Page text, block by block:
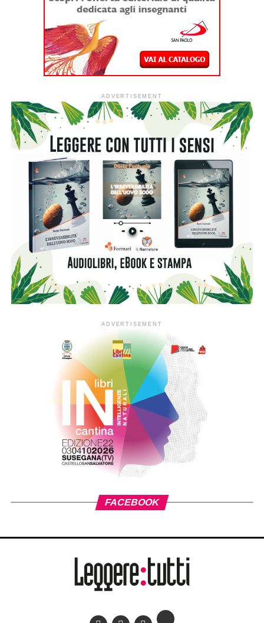
Scrivere non basta, occorre farlo con rigore, spirito critico
Pannunzio di Torino rinnova l’invito a studiosi, giornalisti,
narratori e poeti attraverso l’edizione 2026 del Concorso
“Mario Pannunzio-Ennio Flaiano”. Il bando rimarca
esplicitamente la lezione civile e letteraria di due figure
che hanno fatto del pensiero indipendente il loro tratto
distintivo. Oltre a Mario Pannunzio, anima fondante del
settimanale “Il Mondo”, l’iniziativa è dedicata anche a
Ennio Flaiano, scrittore e osservatore acutissimo dei vizi
e delle contraddizioni del Novecento italiano. «D’altronde,
entrambi hanno incarnato una tradizione intellettuale che
rifiutava a spada tratta il conformismo, privilegiando il
dubbio rispetto alle certezze ideologiche:
“L’immaginazione al potere. Ma quale immaginazione
accetterà di restarvi?”, si domandava Flaiano con la
consueta ironia deflagrante, poiché considerava la
ancora che un esercizio estetico», commenta il professor
Pier Franco Quaglieni (foto ), storico e fondatore del
Centro Pannunzio.
A conferma di tale vocazione, il premio si apre a discipline
diverse, articolandosi in quattro sezioni: poesia, narrativa,
giornalismo e saggistica, tesi di laurea. Per ogni sezione
saranno proclamati un primo, un secondo e un terzo
classificato. Ai vincitori verranno conferite le tradizionali
medaglie dei Dioscuri del Palazzo Reale di Torino,
una visione della cultura quale patrimonio condiviso e
personali, recapiti e un breve curriculum. Gli elaborati
vanno inviati in una sola copia entro il 30 settembre
2026 (farà fede il timbro postale)